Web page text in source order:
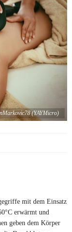
(YAYMicro)
mit dem Einsatz
erwärmt und
geben dem Körper